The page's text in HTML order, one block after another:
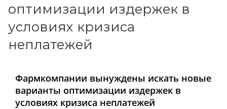
оптимизации издержек в
условиях кризиса
неплатежей
Фармкомпании вынуждены искать новые
варианты оптимизации издержек в
условиях кризиса неплатежей